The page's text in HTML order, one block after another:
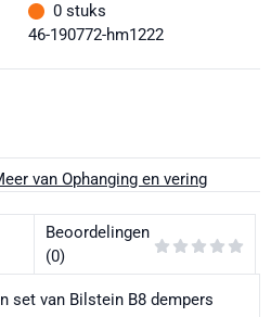
0 stuks
46-190772-hm1222
van Ophanging en vering
Beoordelingen
(0)
set van Bilstein B8 dempers